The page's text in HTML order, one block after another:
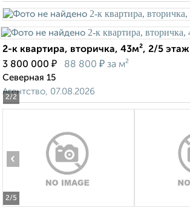
2/2
2-к квартира, вторичка, 43м², 2/5 этаж
3 800 000 ₽ 88 800 ₽ за м²
Северная 15
Агентство, 07.08.2026
2/5
‹